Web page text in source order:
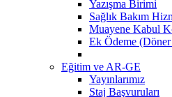
Yazışma Birimi
Sağlık Bakım
Muayene Kabul
Ek Ödeme
Eğitim ve AR-GE
Yayınlarımız
Staj Başvuruları